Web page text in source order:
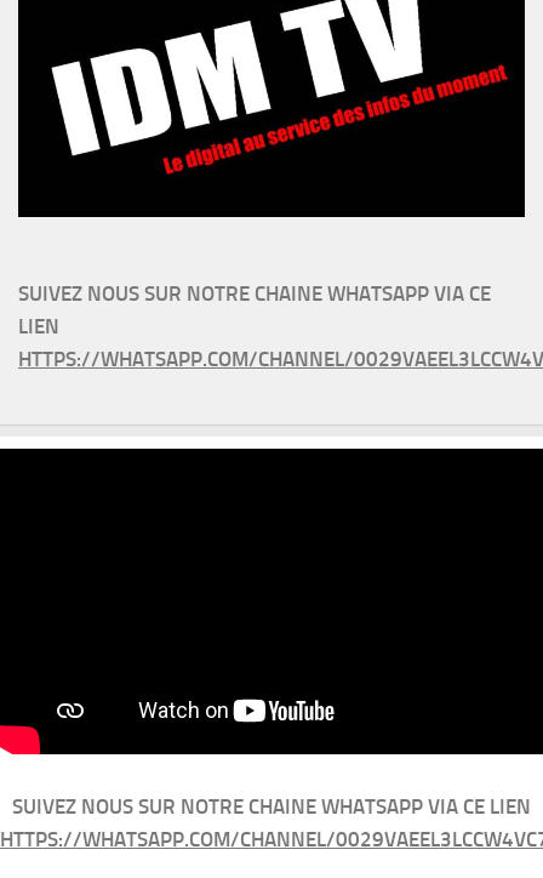
SUIVEZ NOUS SUR NOTRE CHAINE WHATSAPP VIA CE
LIEN
HTTPS://WHATSAPP.COM/CHANNEL/
SUIVEZ NOUS SUR NOTRE CHAINE WHATSAPP VIA CE LIEN
HTTPS://WHATSAPP.COM/CHANNEL/